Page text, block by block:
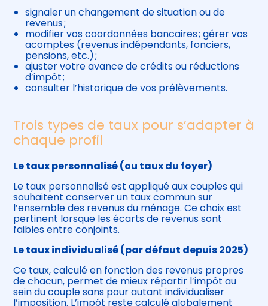
signaler un changement de situation ou de
revenus ;
modifier vos coordonnées bancaires ; gérer vos
acomptes (revenus indépendants, fonciers,
pensions, etc.) ;
ajuster votre avance de crédits ou réductions
d’impôt ;
consulter l’historique de vos prélèvements.
Trois types de taux pour s’adapter à
chaque profil
Le taux personnalisé (ou taux du foyer)
Le taux personnalisé est appliqué aux couples qui
souhaitent conserver un taux commun sur
l’ensemble des revenus du ménage. Ce choix est
pertinent lorsque les écarts de revenus sont
faibles entre conjoints.
Le taux individualisé (par défaut depuis 2025)
Ce taux, calculé en fonction des revenus propres
de chacun, permet de mieux répartir l’impôt au
sein du couple sans pour autant individualiser
l’imposition. L’impôt reste calculé globalement